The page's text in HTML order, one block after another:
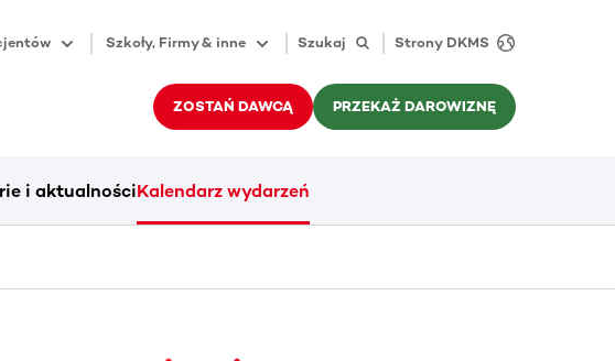
Szkoły, Firmy & inne Szukaj Strony DKMS
ZOSTAŃ DAWCĄ PRZEKAŻ DAROWIZNĘ
i aktualnościKalendarz wydarzeń